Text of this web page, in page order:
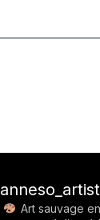
Art sauvage